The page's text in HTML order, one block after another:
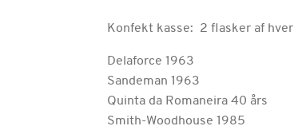
Konfekt kasse: 2 flasker af hver
Delaforce 1963
Sandeman 1963
Quinta da Romaneira 40 års
Smith-Woodhouse 1985